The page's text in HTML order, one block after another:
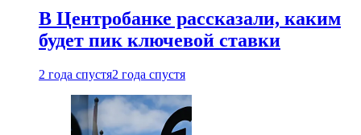
В Центробанке рассказали, каким
будет пик ключевой ставки
2 года спустя2 года спустя